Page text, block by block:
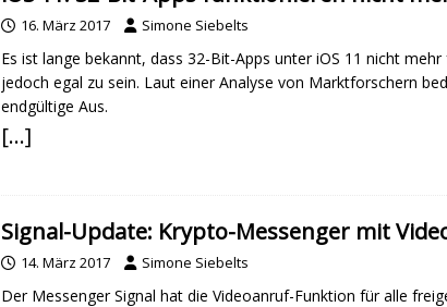
16. März 2017 Simone Siebelts
Es ist lange bekannt, dass 32-Bit-Apps unter iOS 11 nicht
jedoch egal zu sein. Laut einer Analyse von Marktforschern
endgültige Aus.
[…]
Signal-Update: Krypto-Messenger mit
14. März 2017 Simone Siebelts
Der Messenger Signal hat die Videoanruf-Funktion für alle